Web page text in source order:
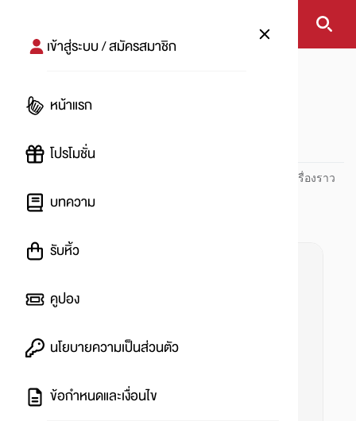
เข้าสู่ระบบ / สมัครสมาชิก
หน้าแรก
โปรโมชั่น
บทความ
รับหิ้ว
คูปอง
นโยบายความเป็นส่วนตัว
ข้อกำหนดและเงื่อนไข
#
ปันโปร PUNPRO ที่ 1 ด้านโปรโมชัน อัปเดตและติดตามทุกเรื่องราว
โปรโมชัน